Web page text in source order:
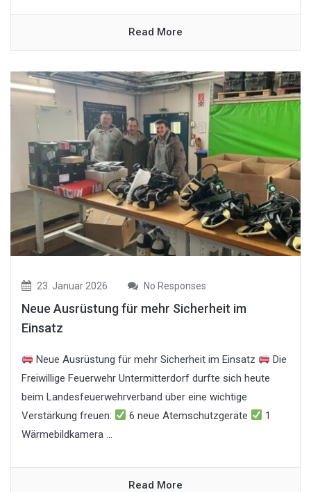
Read More
23. Januar 2026 No Responses
Neue Ausrüstung für mehr Sicherheit im
Einsatz
Neue Ausrüstung für mehr Sicherheit im Einsatz
Die
Freiwillige Feuerwehr Untermitterdorf durfte sich heute
beim Landesfeuerwehrverband über eine wichtige
Verstärkung freuen:
6 neue Atemschutzgeräte
1
Wärmebildkamera ...
Read More